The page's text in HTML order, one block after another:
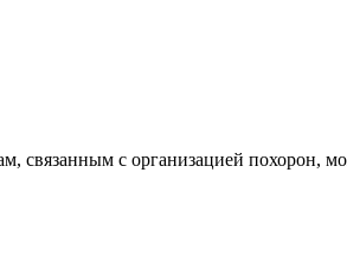
связанным с организацией похорон,